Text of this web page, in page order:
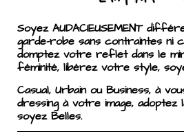
Soyez AUDACIEUSEMENT
garde-robe sans contraintes ni
domptez votre reflet dans le
féminité, libérez votre style,
Casual, Urbain ou Business, à
dressing à votre image, adoptez
soyez Belles.